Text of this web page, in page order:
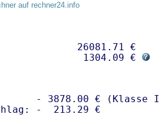
auf rechner24.info
26081.71 €
1304.09 €
- 3878.00 € (Klasse I)
-  213.29 €